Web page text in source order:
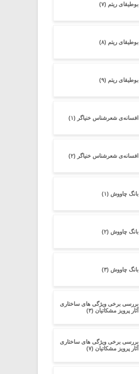
بوطیقای ریتم (۷)
بوطیقای ریتم (۸)
بوطیقای ریتم (۹)
افسانه‌ی شعرشناسِ خنیاگر (۱)
افسانه‌ی شعرشناسِ خنیاگر (۲)
بانگ چاووش (۱)
بانگ چاووش (۲)
بانگ چاووش (۳)
بررسی برخی ویژگی های ساختاری
آثار پرویز مشکاتیان (۳)
بررسی برخی ویژگی های ساختاری
آثار پرویز مشکاتیان (۷)